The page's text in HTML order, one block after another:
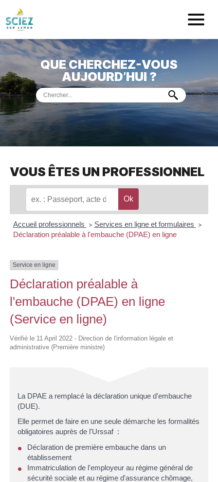
Mairie de
ACCUEIL
VOTREMAIRIE
VIEPRATIQUE
PORTDE PLAISANCE
MUSÉEDE PRÉHISTOIRE
QUE CHERCHEZ-VOUS
AUJOURD’HUI ?
VOUS ÊTES UN PROFESSIONNEL
Accueil professionnels > Services en ligne et formulaires >
Déclaration préalable à l'embauche (DPAE) en ligne
Service en ligne
Déclaration préalable à
l'embauche (DPAE) en ligne
(Service en ligne)
Vérifié le 11 April 2022 - Direction de l'information légale et
administrative (Première ministre)
La DPAE a remplacé la déclaration unique d'embauche
(DUE).
Elle permet de faire en une seule démarche les formalités
obligatoires auprès de l'Urssaf :
Déclaration de première embauche dans un
établissement
Immatriculation de l'employeur au régime général de
sécurité sociale et au régime d'assurance chômage,